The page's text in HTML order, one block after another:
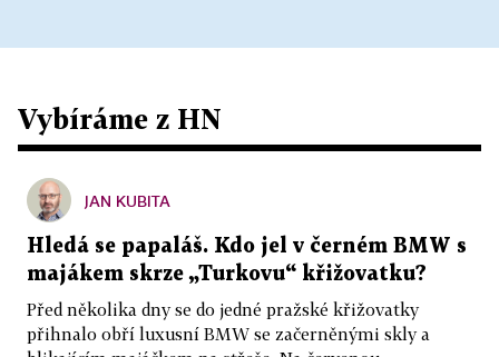
Vybíráme z HN
JAN KUBITA
Hledá se papaláš. Kdo jel v černém BMW s
majákem skrze „Turkovu“ křižovatku?
Před několika dny se do jedné pražské křižovatky
přihnalo obří luxusní BMW se začerněnými skly a